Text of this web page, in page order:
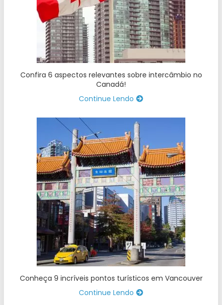
Confira 6 aspectos relevantes sobre intercâmbio no
Canadá!
Continue Lendo
Conheça 9 incríveis pontos turísticos em Vancouver
Continue Lendo